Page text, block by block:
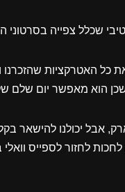
שכלל צפייה בסרטוני
האטרקציות שהזכרנו
הוא מאפשר יום שלם
אבל יכולנו להישאר
לחכות לחזור לספייס